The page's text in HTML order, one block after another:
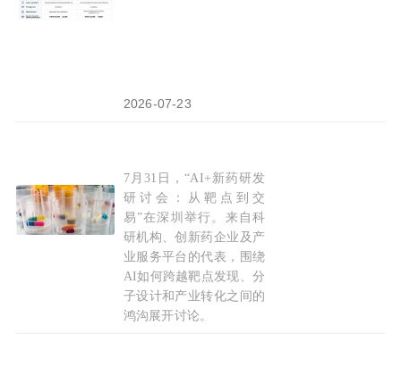
2026-07-23
从“筛分子”到“设计分子”，分子之心推进AI
7月31日，“AI+新药研发
研讨会：从靶点到交
易”在深圳举行。来自科
研机构、创新药企业及产
业服务平台的代表，围绕
AI如何跨越靶点发现、分
子设计和产业转化之间的
鸿沟展开讨论。